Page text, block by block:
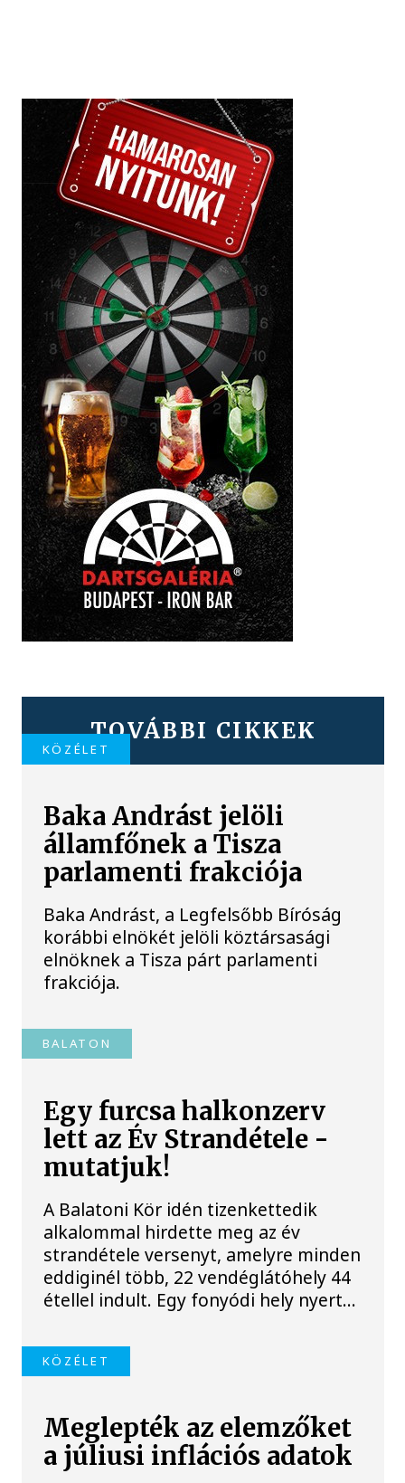
TOVÁBBI CIKKEK
KÖZÉLET
Baka Andrást jelöli
államfőnek a Tisza
parlamenti frakciója
Baka Andrást, a Legfelsőbb Bíróság
korábbi elnökét jelöli köztársasági
elnöknek a Tisza párt parlamenti
frakciója.
BALATON
Egy furcsa halkonzerv
lett az Év Strandétele -
mutatjuk!
A Balatoni Kör idén tizenkettedik
alkalommal hirdette meg az év
strandétele versenyt, amelyre minden
eddiginél több, 22 vendéglátóhely 44
étellel indult. Egy fonyódi hely nyert...
KÖZÉLET
Meglepték az elemzőket
a júliusi inflációs adatok